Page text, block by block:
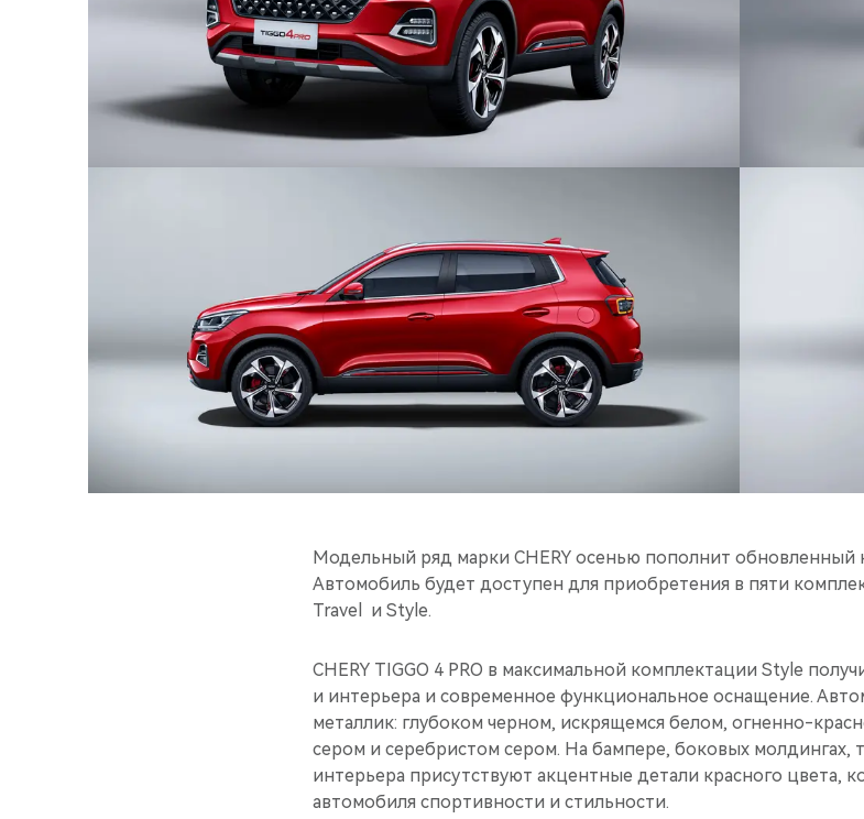
Модельный ряд марки CHERY осенью пополнит обновленный
Автомобиль будет доступен для приобретения в пяти
Travel и Style.
CHERY TIGGO 4 PRO в максимальной комплектации Style
и интерьера и современное функциональное оснащение.
металлик: глубоком черном, искрящемся белом, огненно-
сером и серебристом сером. На бампере, боковых молдингах,
интерьера присутствуют акцентные детали красного цвета,
автомобиля спортивности и стильности.